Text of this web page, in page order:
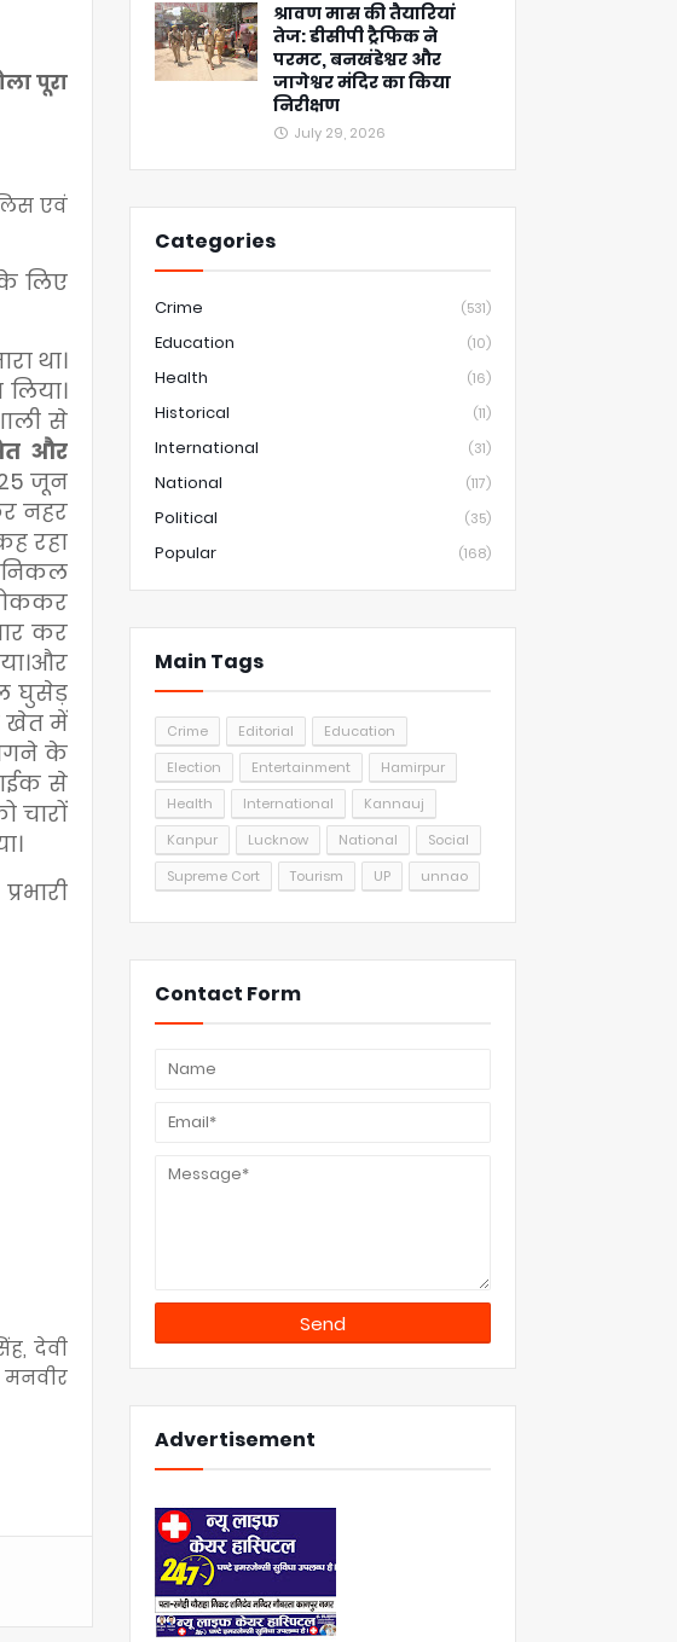
पूरा
एवं
लिए
था।
से
और
जून
नहर
रहा
कर
घुसेड़
खेत में
के
से
चारों
देवी
मनवीर
श्रावण मास की तैयारियां
तेज: डीसीपी ट्रैफिक ने
परमट, बनखंडेश्वर और
जागेश्वर मंदिर का किया
निरीक्षण
July 29, 2026
Categories
Crime (531)
Education (10)
Health (16)
Historical (11)
International (31)
National (117)
Political (35)
Popular (168)
Main Tags
Crime Editorial
Education
Election
Entertainment
Hamirpur
Health
International
Kannauj
Kanpur
Lucknow National
Social
Supreme Cort
Tourism UP unnao
Contact Form
Advertisement